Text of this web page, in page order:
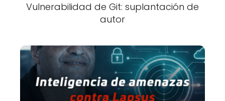
Vulnerabilidad de Git: suplantación de
autor